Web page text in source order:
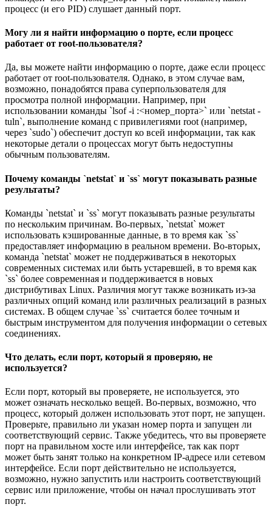
процесс (и его PID) слушает данный порт.
Могу ли я найти информацию о порте, если процесс
работает от root-пользователя?
Да, вы можете найти информацию о порте, даже если процесс
работает от root-пользователя. Однако, в этом случае вам,
возможно, понадобятся права суперпользователя для
просмотра полной информации. Например, при
использовании команды `lsof -i :<номер_порта>` или `netstat -
tuln`, выполнение команд с привилегиями root (например,
через `sudo`) обеспечит доступ ко всей информации, так как
некоторые детали о процессах могут быть недоступны
обычным пользователям.
Почему команды `netstat` и `ss` могут показывать разные
результаты?
Команды `netstat` и `ss` могут показывать разные результаты
по нескольким причинам. Во-первых, `netstat` может
использовать кэшированные данные, в то время как `ss`
предоставляет информацию в реальном времени. Во-вторых,
команда `netstat` может не поддерживаться в некоторых
современных системах или быть устаревшей, в то время как
`ss` более современная и поддерживается в новых
дистрибутивах Linux. Различия могут также возникать из-за
различных опций команд или различных реализаций в разных
системах. В общем случае `ss` считается более точным и
быстрым инструментом для получения информации о сетевых
соединениях.
Что делать, если порт, который я проверяю, не
используется?
Если порт, который вы проверяете, не используется, это
может означать несколько вещей. Во-первых, возможно, что
процесс, который должен использовать этот порт, не запущен.
Проверьте, правильно ли указан номер порта и запущен ли
соответствующий сервис. Также убедитесь, что вы проверяете
порт на правильном хосте или интерфейсе, так как порт
может быть занят только на конкретном IP-адресе или сетевом
интерфейсе. Если порт действительно не используется,
возможно, нужно запустить или настроить соответствующий
сервис или приложение, чтобы он начал прослушивать этот
порт.